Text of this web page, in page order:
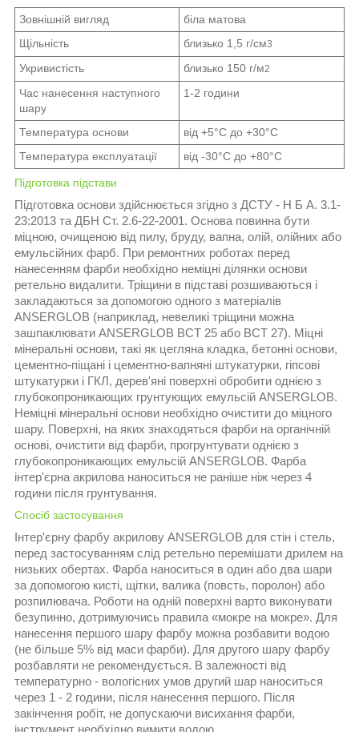
Зовнішній вигляд
біла матова
Щільність
близько 1,5 г/см3
Укривистість близько 150 г/м2
Час нанесення наступного
шару
1-2 години
Температура основи
від +5°С до +30°С
Температура експлуатації
від -30°С до +80°С
Підготовка підстави
Підготовка основи здійснюється згідно з ДСТУ - Н Б А. 3.1-
23:2013 та ДБН Ст. 2.6-22-2001. Основа повинна бути
міцною, очищеною від пилу, бруду, вапна, олій, олійних або
емульсійних фарб. При ремонтних роботах перед
нанесенням фарби необхідно неміцні ділянки основи
ретельно видалити. Тріщини в підставі розшиваються і
закладаються за допомогою одного з матеріалів
ANSERGLOB (наприклад, невеликі тріщини можна
зашпаклювати ANSERGLOB ВСТ 25 або ВСТ 27). Міцні
мінеральні основи, такі як цегляна кладка, бетонні основи,
цементно-піщані і цементно-вапняні штукатурки, гіпсові
штукатурки і ГКЛ, дерев'яні поверхні обробити однією з
глубокопроникающих грунтующих емульсій ANSERGLOB.
Неміцні мінеральні основи необхідно очистити до міцного
шару. Поверхні, на яких знаходяться фарби на органічній
основі, очистити від фарби, прогрунтувати однією з
глубокопроникающих емульсій ANSERGLOB. Фарба
інтер'єрна акрилова наноситься не раніше ніж через 4
години після грунтування.
Спосіб застосування
Інтер'єрну фарбу акрилову ANSERGLOB для стін і стель,
перед застосуванням слід ретельно перемішати дрилем на
низьких обертах. Фарба наноситься в один або два шари
за допомогою кисті, щітки, валика (повсть, поролон) або
розпилювача. Роботи на одній поверхні варто виконувати
безупинно, дотримуючись правила «мокре на мокре». Для
нанесення першого шару фарбу можна розбавити водою
(не більше 5% від маси фарби). Для другого шару фарбу
розбавляти не рекомендується. В залежності від
температурно - вологісних умов другий шар наноситься
через 1 - 2 години, після нанесення першого. Після
закінчення робіт, не допускаючи висихання фарби,
інструмент необхідно вимити водою.